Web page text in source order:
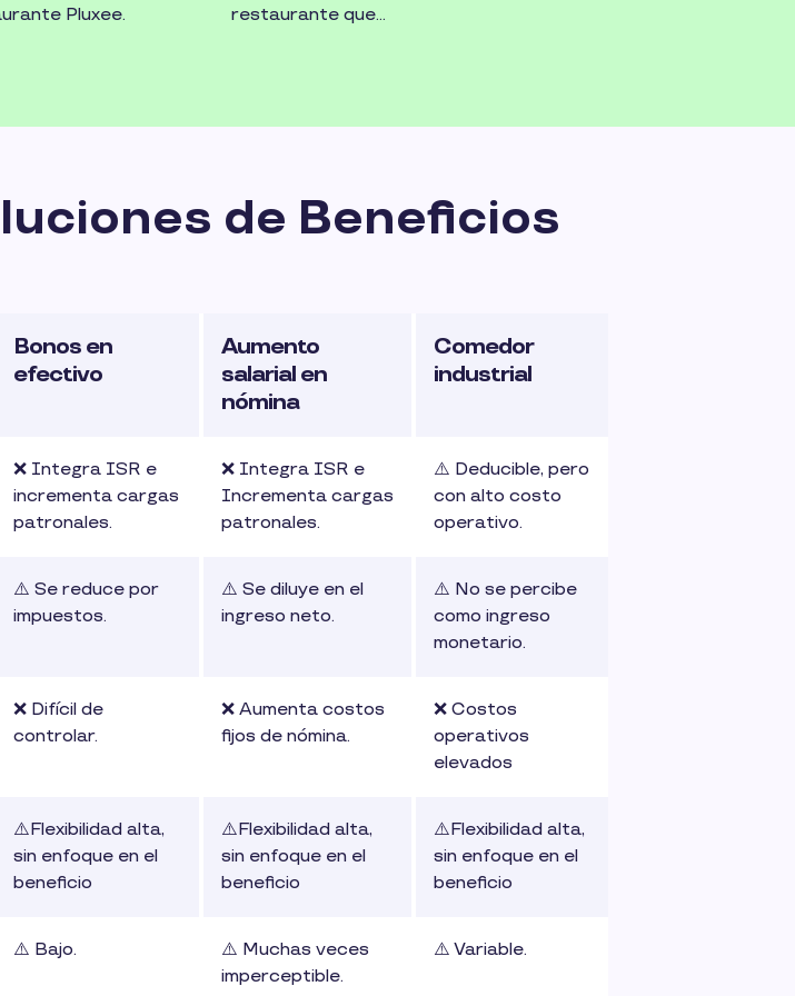
Pluxee.
restaurante que
de Beneficios
Bonos en
efectivo
Aumento
salarial en
nómina
Comedor
industrial
❌ Integra ISR e
incrementa cargas
patronales.
❌ Integra ISR e
Incrementa cargas
patronales.
⚠️ Deducible, pero
con alto costo
operativo.
⚠️ Se reduce por
impuestos.
⚠️ Se diluye en el
ingreso neto.
⚠️ No se percibe
como ingreso
monetario.
❌ Difícil de
controlar.
❌ Aumenta costos
fijos de nómina.
❌ Costos
operativos
elevados
⚠️Flexibilidad alta,
sin enfoque en el
beneficio
⚠️Flexibilidad alta,
sin enfoque en el
beneficio
⚠️Flexibilidad alta,
sin enfoque en el
beneficio
⚠️ Bajo.
⚠️ Muchas veces
imperceptible.
⚠️ Variable.